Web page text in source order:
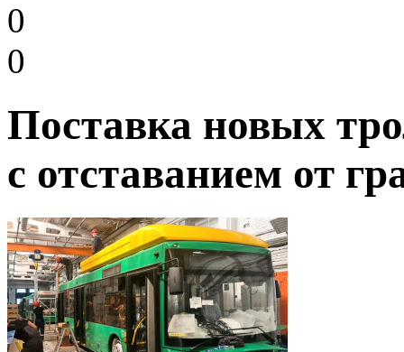
0
0
Поставка новых
с отставанием от